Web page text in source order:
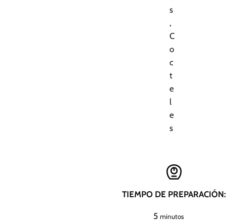
s
,
C
o
c
t
e
l
e
s
TIEMPO DE PREPARACIÓN:
5m
minutos